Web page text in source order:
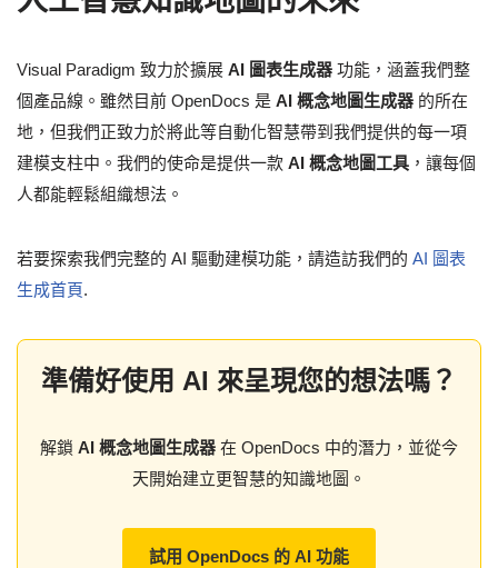
Visual Paradigm 致力於擴展 AI 圖表生成器 功能，涵蓋我們整
個產品線。雖然目前 OpenDocs 是 AI 概念地圖生成器 的所在
地，但我們正致力於將此等自動化智慧帶到我們提供的每一項
建模支柱中。我們的使命是提供一款 AI 概念地圖工具 ，讓每個
人都能輕鬆組織想法。
若要探索我們完整的 AI 驅動建模功能，請造訪我們的 AI 圖表
生成首頁.
準備好使用 AI 來呈現您的想法嗎？
解鎖 AI 概念地圖生成器 在 OpenDocs 中的潛力，並從今
天開始建立更智慧的知識地圖。
試用 OpenDocs 的 AI 功能